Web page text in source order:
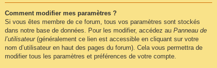
Comment modifier mes paramètres ?
Si vous êtes membre de ce forum, tous vos paramètres sont stockés
dans notre base de données. Pour les modifier, accédez au Panneau de
l’utilisateur(généralement ce lien est accessible en cliquant sur votre
nom d’utilisateur en haut des pages du forum). Cela vous permettra de
modifier tous les paramètres et préférences de votre compte.